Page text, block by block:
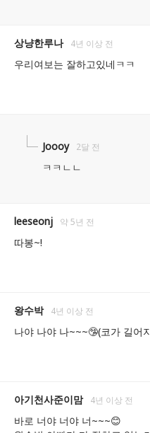
상냥한루나 4년 이상 전
우리여보는 잘하고있네ㅋㅋ
Joooy 2달 전
ㅋㅋㄴㄴ
leeseonj 약 5년 전
따봉~!
왕수박 4년 이상 전
나야 나야 나~~~🤥(코가 길어
아기천사준이맘 4년 이상 전
바로 너야 너야 너~~~😊